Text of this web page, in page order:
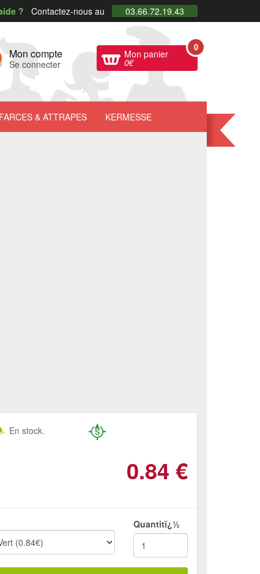
? Contactez-nous au 03.66.72.19.43
Mon compte
Se connecter
Mon panier
0€
0
FARCES & ATTRAPES KERMESSE
En stock.
0.84 €
Quantitï¿½